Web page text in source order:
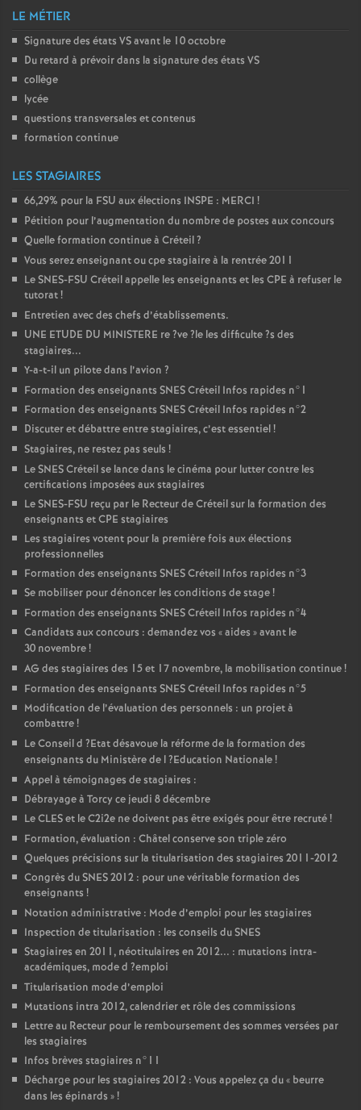
LE MÉTIER
Signature des états VSavant le 10 octobre
Du retard à prévoir dans la signature des états VS
collège
lycée
questions transversales et contenus
formation continue
LES STAGIAIRES
66,29% pour la FSU aux élections INSPE : MERCI !
Pétition pour l’augmentation du nombre de postes aux concours
Quelle formation continue à Créteil?
Vous serez enseignant ou cpe stagiaire à la rentrée 2011
LeSNES-FSU Créteil appelle les enseignants et les CPE à refuser le
tutorat!
Entretien avec des chefs d’établissements.
UNE ETUDE DU MINISTERE re?ve?le les difficulte?s des
stagiaires...
Y-a-t-il un pilote dans l’avion ?
Formation des enseignants SNESCréteil Infos rapides n°1
Formation des enseignants SNESCréteil Infos rapides n°2
Discuter et débattre entre stagiaires, c’est essentiel!
Stagiaires, ne restez pas seuls !
LeSNESCréteil se lance dans le cinéma pour lutter contre les
certifications imposées aux stagiaires
LeSNES-FSU reçu par le Recteur de Créteil sur la formation des
enseignants etCPE stagiaires
Les stagiaires votent pour la première fois aux élections
professionnelles
Formation des enseignants SNESCréteil Infos rapides n°3
Se mobiliser pour dénoncer les conditions de stage!
Formation des enseignants SNESCréteil Infos rapides n°4
Candidats aux concours : demandez vos «aides » avant le
30 novembre!
AG des stagiaires des 15 et 17 novembre, la mobilisation continue!
Formation des enseignants SNESCréteil Infos rapides n°5
Modification de l’évaluation des personnels : un projet à
combattre!
Le Conseil d ?Etat désavoue la réforme de la formation des
enseignants du Ministère de l?Education Nationale!
Appel à témoignages de stagiaires :
Débrayage à Torcy ce jeudi 8 décembre
LeCLESet le C2i2e ne doivent pas être exigés pour être recruté!
Formation, évaluation : Châtel conserve son triple zéro
Quelques précisions sur la titularisation des stagiaires 2011-2012
Congrès duSNES2012 : pour une véritable formation des
enseignants !
Notation administrative : Mode d’emploi pour les stagiaires
Inspection de titularisation : les conseils duSNES
Stagiaires en 2011, néotitulaires en 2012... : mutations intra-
académiques, mode d ?emploi
Titularisation mode d’emploi
Mutations intra 2012, calendrier et rôle des commissions
Lettre au Recteur pour le remboursement des sommes versées par
les stagiaires
Infos brèves stagiaires n°11
Décharge pour les stagiaires 2012 : Vous appelez ça du « beurre
dans les épinards »!